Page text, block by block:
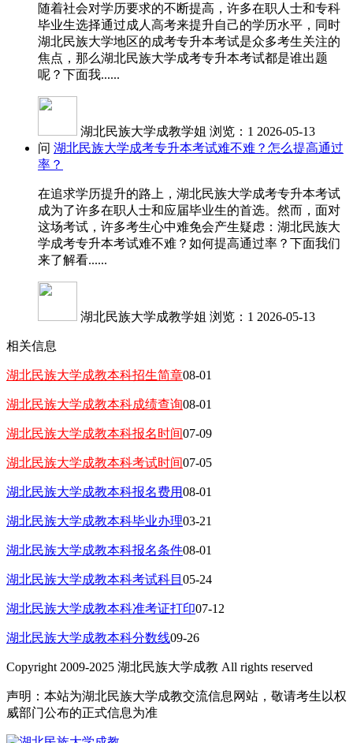
随着社会对学历要求的不断提高，许多在职人士和专科
毕业生选择通过成人高考来提升自己的学历水平，同时
湖北民族大学地区的成考专升本考试是众多考生关注的
焦点，那么湖北民族大学成考专升本考试都是谁出题
呢？下面我......
湖北民族大学成教学姐 浏览：1 2026-05-13
问 湖北民族大学成考专升本考试难不难？怎么提高通过
率？
在追求学历提升的路上，湖北民族大学成考专升本考试
成为了许多在职人士和应届毕业生的首选。然而，面对
这场考试，许多考生心中难免会产生疑虑：湖北民族大
学成考专升本考试难不难？如何提高通过率？下面我们
来了解看......
湖北民族大学成教学姐 浏览：1 2026-05-13
相关信息
湖北民族大学成教本科招生简章08-01
湖北民族大学成教本科成绩查询08-01
湖北民族大学成教本科报名时间07-09
湖北民族大学成教本科考试时间07-05
湖北民族大学成教本科报名费用08-01
湖北民族大学成教本科毕业办理03-21
湖北民族大学成教本科报名条件08-01
湖北民族大学成教本科考试科目 05-24
湖北民族大学成教本科准考证打印07-12
湖北民族大学成教本科分数线09-26
Copyright 2009-2025 湖北民族大学成教 All rights reserved
声明：本站为湖北民族大学成教交流信息网站，敬请考生以权
威部门公布的正式信息为准